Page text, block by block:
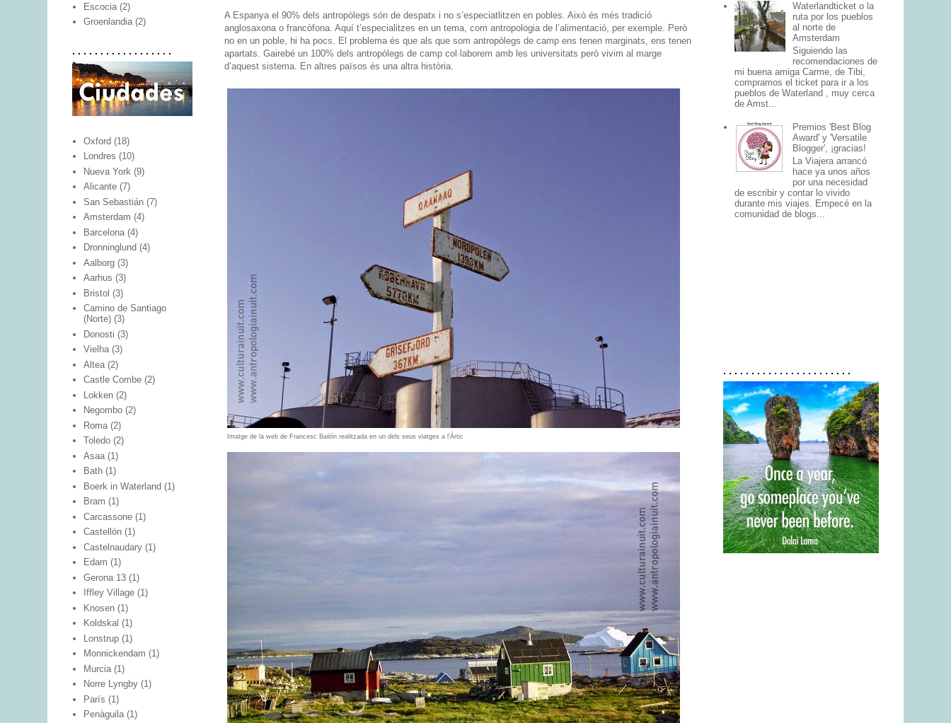
A Espanya el 90% dels antropòlegs són de despatx i no s’especiatlitzen en pobles. Això és més tradició
anglosaxona o francòfona. Aquí t’especialitzes en un tema, com antropologia de l’alimentació, per exemple. Però
no en un poble, hi ha pocs. El problema és que als que som antropòlegs de camp ens tenen marginats, ens tenen
apartats. Gairebé un 100% dels antropòlegs de camp col·laborem amb les universitats però vivim al marge
d’aquest sistema. En altres països és una altra història.
Imatge de la web de Francesc Bailón realitzada en un dels seus viatges a l'Àrtic
Escocia (2)
Groenlandia (2)
. . . . . . . . . . . . . . . . . .
Oxford (18)
Londres (10)
Nueva York (9)
Alicante (7)
San Sebastián (7)
Amsterdam (4)
Barcelona (4)
Dronninglund (4)
Aalborg (3)
Aarhus (3)
Bristol (3)
Camino de Santiago
(Norte) (3)
Donosti (3)
Vielha (3)
Altea (2)
Castle Combe (2)
Lokken (2)
Negombo (2)
Roma (2)
Toledo (2)
Asaa (1)
Bath (1)
Boerk in Waterland (1)
Bram (1)
Carcassone (1)
Castellón (1)
Castelnaudary (1)
Edam (1)
Gerona 13 (1)
Iffley Village (1)
Knosen (1)
Koldskal (1)
Lonstrup (1)
Monnickendam (1)
Murcia (1)
Norre Lyngby (1)
París (1)
Penàguila (1)
Waterlandticket o la
ruta por los pueblos
al norte de
Amsterdam
Siguiendo las
recomendaciones de
mi buena amiga Carme, de Tibi,
compramos el ticket para ir a los
pueblos de Waterland , muy cerca
de Amst...
Premios 'Best Blog
Award' y 'Versatile
Blogger', ¡gracias!
La Viajera arrancó
hace ya unos años
por una necesidad
de escribir y contar lo vivido
durante mis viajes. Empecé en la
comunidad de blogs...
. . . . . . . . . . . . . . . . . . . . . . .